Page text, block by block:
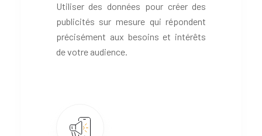
Utiliser des données pour créer des
publicités sur mesure qui répondent
précisément aux besoins et intérêts
de votre audience.